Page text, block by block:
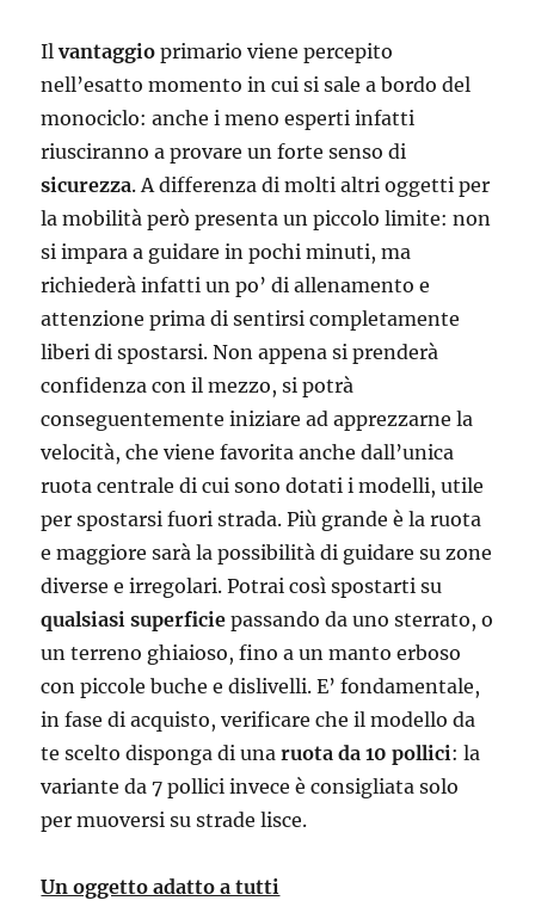
Ilvantaggio primario viene percepito
nell’esatto momento in cui si sale a bordo del
monociclo: anche i meno esperti infatti
riusciranno a provare un forte senso di
sicurezza. A differenza di molti altri oggetti per
la mobilità però presenta un piccolo limite: non
si impara a guidare in pochi minuti, ma
richiederà infatti un po’ di allenamento e
attenzione prima di sentirsi completamente
liberi di spostarsi. Non appena si prenderà
confidenza con il mezzo, si potrà
conseguentemente iniziare ad apprezzarne la
velocità, che viene favorita anche dall’unica
ruota centrale di cui sono dotati i modelli, utile
per spostarsi fuori strada. Più grande è la ruota
e maggiore sarà la possibilità di guidare su zone
diverse e irregolari. Potrai così spostarti su
qualsiasi superficiepassando da uno sterrato, o
un terreno ghiaioso, fino a un manto erboso
con piccole buche e dislivelli. E’ fondamentale,
in fase di acquisto, verificare che il modello da
te scelto disponga di unaruotada 10 pollici: la
variante da 7 pollici invece è consigliata solo
per muoversi su strade lisce.
Un oggetto adatto a tutti